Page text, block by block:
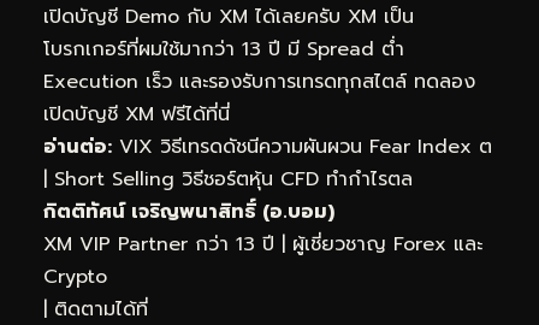
เปิดบัญชี Demo กับ XM ได้เลยครับ XM เป็น
โบรกเกอร์ที่ผมใช้มากว่า 13 ปี มี Spread ต่ำ
Execution เร็ว และรองรับการเทรดทุกสไตล์ ทดลอง
เปิดบัญชี XM ฟรีได้ที่นี่
อ่านต่อ: VIX วิธีเทรดดัชนีความผันผวน Fear Index ต
| Short Selling วิธีชอร์ตหุ้น CFD ทำกำไรตล
กิตติทัศน์ เจริญพนาสิทธิ์ (อ.บอม)
XM VIP Partner กว่า 13 ปี | ผู้เชี่ยวชาญ Forex และ
Crypto
| ติดตามได้ที่